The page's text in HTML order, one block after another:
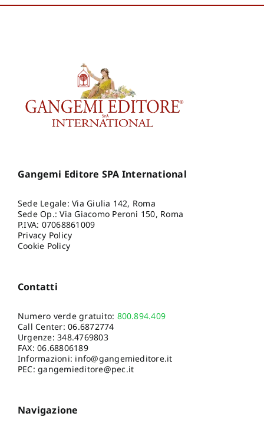
Gangemi Editore SPA International
Sede Legale: Via Giulia 142, Roma
Sede Op.: Via Giacomo Peroni 150, Roma
P.IVA: 07068861009
Privacy Policy
Cookie Policy
Contatti
Numero verde gratuito: 800.894.409
Call Center:06.6872774
Urgenze:348.4769803
FAX: 06.68806189
Informazioni: info@gangemieditore.it
PEC: gangemieditore@pec.it
Navigazione